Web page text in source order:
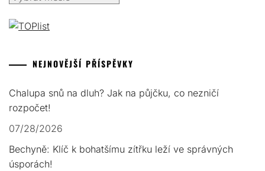
NEJNOVĚJŠÍ PŘÍSPĚVKY
Chalupa snů na dluh? Jak na půjčku, co nezničí
rozpočet!
07/28/2026
Bechyně: Klíč k bohatšímu zítřku leží ve správných
úsporách!